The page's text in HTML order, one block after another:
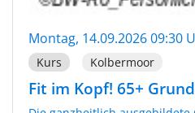
Montag, 14.09.2026 09:30
Kurs Kolbermoor
Fit im Kopf! 65+